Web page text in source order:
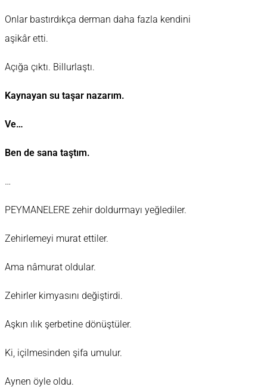
Onlar bastırdıkça derman daha fazla kendini
aşikâr etti.
Açığa çıktı. Billurlaştı.
Kaynayan su taşar nazarım.
Ve…
Ben de sana taştım.
…
PEYMANELERE zehir doldurmayı yeğlediler.
Zehirlemeyi murat ettiler.
Ama nâmurat oldular.
Zehirler kimyasını değiştirdi.
Aşkın ılık şerbetine dönüştüler.
Ki, içilmesinden şifa umulur.
Aynen öyle oldu.